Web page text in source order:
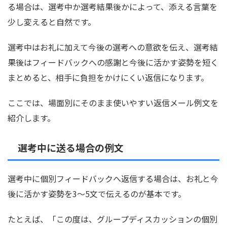
る場合は、選考中か選考結果後かによって、添える言葉を
少し変えると自然です。
選考中はお礼に加えて今後の選考への意欲を伝え、選考結
果後はフィードバックへの感謝と今後に活かす姿勢を短く
まとめると、相手に負担をかけにくい返信になります。
ここでは、場面別にそのまま使いやすい返信メール例文を
紹介します。
選考中に送る場合の例文
選考中に個別フィードバックへ返信する場合は、お礼と今
後に活かす姿勢を3〜5文で伝えるのが基本です。
たとえば、「この度は、グループディスカッションの個別